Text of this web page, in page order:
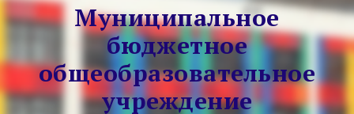
Муниципальное
бюджетное
общеобразовательное
учреждение